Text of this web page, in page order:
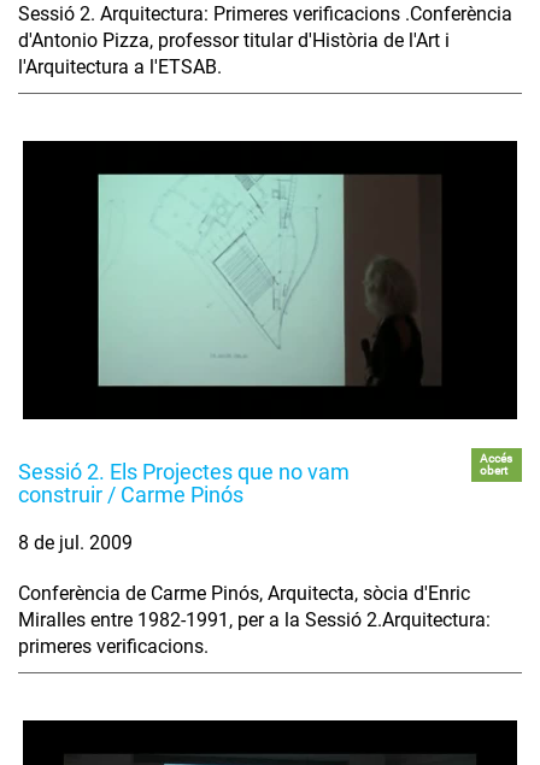
Sessió 2. Arquitectura: Primeres verificacions .Conferència
d'Antonio Pizza, professor titular d'Història de l'Art i
l'Arquitectura a l'ETSAB.
Sessió 2. Els Projectes que no vam
construir / Carme Pinós
Accés
obert
8 de jul. 2009
Conferència de Carme Pinós, Arquitecta, sòcia d'Enric
Miralles entre 1982-1991, per a la Sessió 2.Arquitectura:
primeres verificacions.